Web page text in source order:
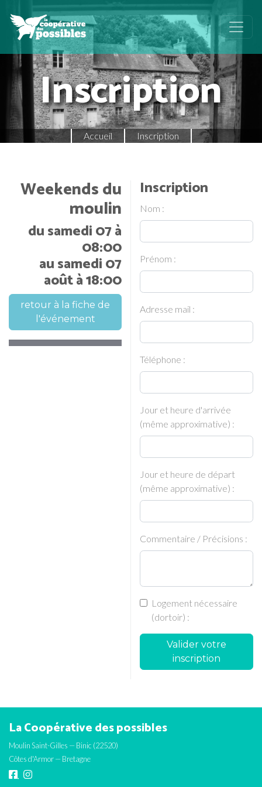
Inscription
Accueil Inscription
Weekends du
moulin
du samedi 07 à
08:00
au samedi 07
août à 18:00
retour à la fiche de
l'événement
Inscription
Nom :
Prénom :
Adresse mail :
Téléphone :
Jour et heure d'arrivée
(même approximative) :
Jour et heure de départ
(même approximative) :
Commentaire / Précisions :
Logement nécessaire
(dortoir) :
Valider votre
inscription
La Coopérative des possibles
Moulin Saint-Gilles — Binic (22520)
Côtes d'Armor — Bretagne